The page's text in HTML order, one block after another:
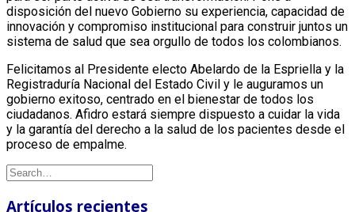
disposición del nuevo Gobierno su experiencia, capacidad de
innovación y compromiso institucional para construir juntos un
sistema de salud que sea orgullo de todos los colombianos.
Felicitamos al Presidente electo Abelardo de la Espriella y la
Registraduría Nacional del Estado Civil y le auguramos un
gobierno exitoso, centrado en el bienestar de todos los
ciudadanos. Afidro estará siempre dispuesto a cuidar la vida
y la garantía del derecho a la salud de los pacientes desde el
proceso de empalme.
Artículos recientes